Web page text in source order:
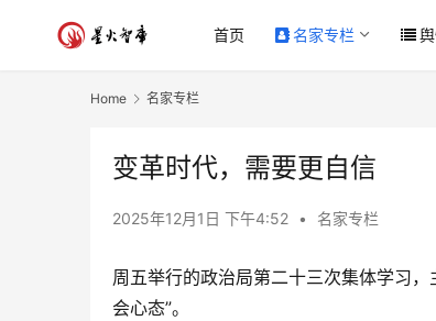
首页 名家专栏
Home 名家专栏
变革时代，需要更自信
2025年12月1日 下午4:52 • 名家专栏
周五举行的政治局第二十三次集体学习，
会心态”。